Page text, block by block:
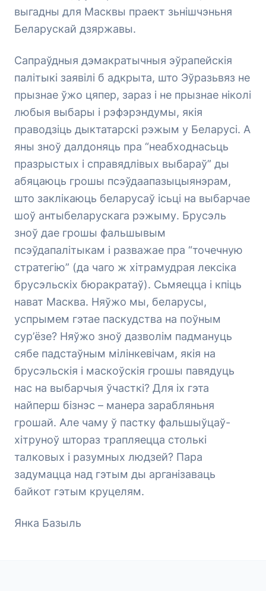
выгадны для Масквы праект зьнішчэньня
Беларускай дзяржавы.
Сапраўдныя дэмакратычныя эўрапейскія
палітыкі заявілі б адкрыта, што Эўразьвяз не
прызнае ўжо цяпер, зараз і не прызнае ніколі
любыя выбары і рэфэрэндумы, якія
праводзіць дыктатарскі рэжым у Беларусі. А
яны зноў далдоняць пра “неабходнасьць
празрыстых і справядлівых выбараў” ды
абяцаюць грошы псэўдаапазыцыянэрам,
што заклікаюць беларусаў ісьці на выбарчае
шоў антыбеларускага рэжыму. Брусэль
зноў дае грошы фальшывым
псэўдапалітыкам і разважае пра “точечную
стратегію” (да чаго ж хітрамудрая лексіка
брусэльскіх бюракратаў). Сьмяецца і кпіць
нават Масква. Няўжо мы, беларусы,
успрымем гэтае паскудства на поўным
сур’ёзе? Няўжо зноў дазволім падмануць
сябе падстаўным мілінкевічам, якія на
брусэльскія і маскоўскія грошы павядуць
нас на выбарчыя ўчасткі? Для іх гэта
найперш бізнэс – манера зарабляньня
грошай. Але чаму ў пастку фальшыўцаў-
хітруноў штораз трапляецца столькі
талковых і разумных людзей? Пара
задумацца над гэтым ды арганізаваць
байкот гэтым круцелям.
Янка Базыль